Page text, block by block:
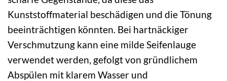
Kunststoffmaterial beschädigen und die Tönung
beeinträchtigen könnten. Bei hartnäckiger
Verschmutzung kann eine milde Seifenlauge
verwendet werden, gefolgt von gründlichem
Abspülen mit klarem Wasser und